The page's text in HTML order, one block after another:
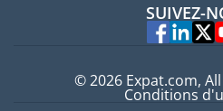
SUIVEZ-
© 2026 Expat.com,
Conditions